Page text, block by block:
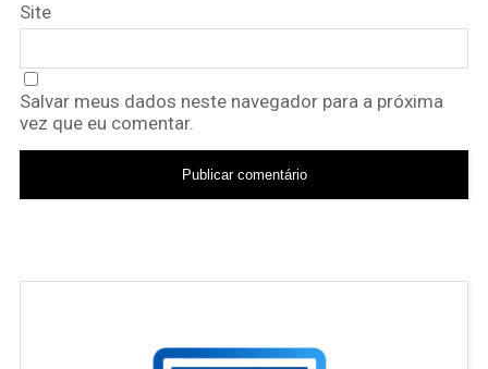
Site
Salvar meus dados neste navegador para a próxima
vez que eu comentar.